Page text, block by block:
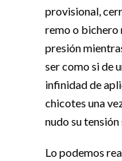
provisional,
remo o bichero
presión
ser como si de
infinidad de
chicotes una
nudo su tensión
Lo podemos